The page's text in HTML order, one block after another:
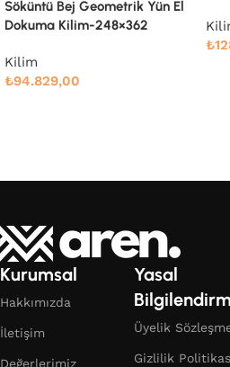
Kilim
Devamını oku
Kurumsal
Hakkımızda
İletişim
Değerlerimiz
Yasal
Üyelik
Gizlilik